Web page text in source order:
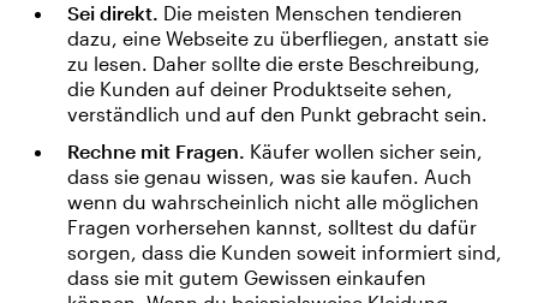
Sei direkt. Die meisten Menschen tendieren
dazu, eine Webseite zu überfliegen, anstatt sie
zu lesen. Daher sollte die erste Beschreibung,
die Kunden auf deiner Produktseite sehen,
verständlich und auf den Punkt gebracht sein.
Rechne mit Fragen. Käufer wollen sicher sein,
dass sie genau wissen, was sie kaufen. Auch
wenn du wahrscheinlich nicht alle möglichen
Fragen vorhersehen kannst, solltest du dafür
sorgen, dass die Kunden soweit informiert sind,
dass sie mit gutem Gewissen einkaufen